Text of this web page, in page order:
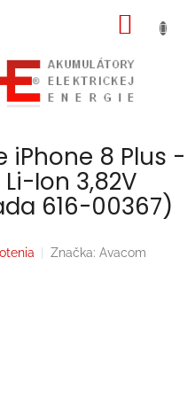
iPhone 8 Plus -
Ion 3,82V
616-00367)
Značka: Avacom